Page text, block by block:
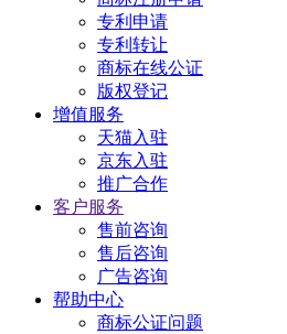
专利申请
专利转让
商标在线公证
版权登记
增值服务
天猫入驻
京东入驻
推广合作
客户服务
售前咨询
售后咨询
广告咨询
帮助中心
商标公证问题